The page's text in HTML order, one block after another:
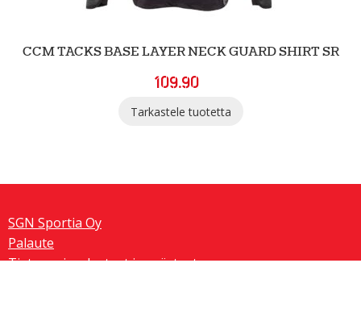
CCM TACKS BASE LAYER NECK GUARD SHIRT SR
109.90
Tarkastele tuotetta
SGN Sportia Oy
Palaute
Tietosuojaselosteet ja evästeet